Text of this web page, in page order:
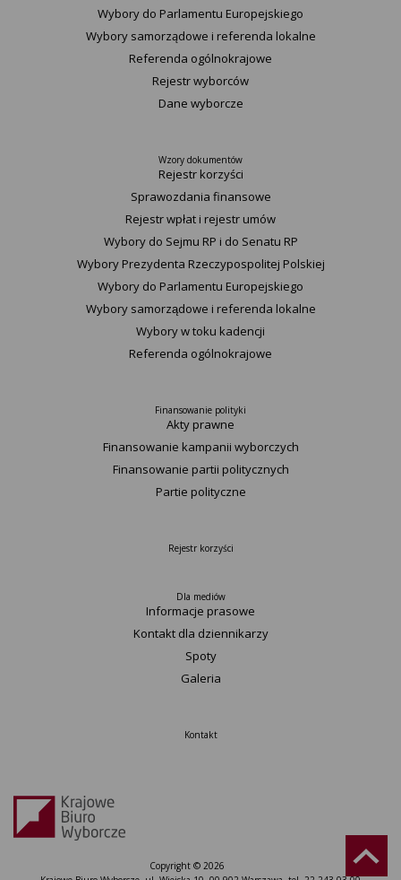
Wybory do Parlamentu Europejskiego
Wybory samorządowe i referenda lokalne
Referenda ogólnokrajowe
Rejestr wyborców
Dane wyborcze
Wzory dokumentów
Rejestr korzyści
Sprawozdania finansowe
Rejestr wpłat i rejestr umów
Wybory do Sejmu RP i do Senatu RP
Wybory Prezydenta Rzeczypospolitej Polskiej
Wybory do Parlamentu Europejskiego
Wybory samorządowe i referenda lokalne
Wybory w toku kadencji
Referenda ogólnokrajowe
Finansowanie polityki
Akty prawne
Finansowanie kampanii wyborczych
Finansowanie partii politycznych
Partie polityczne
Rejestr korzyści
Dla mediów
Informacje prasowe
Kontakt dla dziennikarzy
Spoty
Galeria
Kontakt
Copyright © 2026